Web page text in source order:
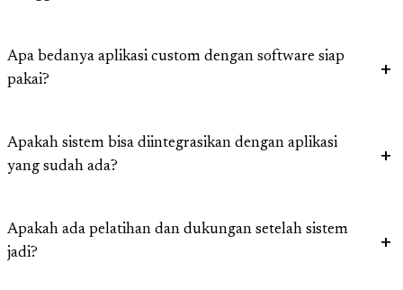
Apa bedanya aplikasi custom dengan software siap
pakai?
Apakah sistem bisa diintegrasikan dengan aplikasi
yang sudah ada?
Apakah ada pelatihan dan dukungan setelah sistem
jadi?